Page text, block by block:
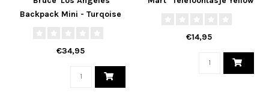
Backpack Mini - Turqoise
€34,95
€14,95